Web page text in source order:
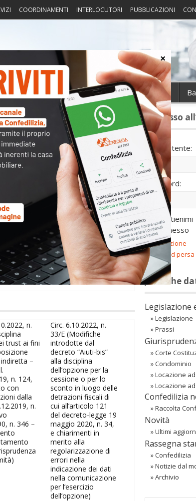
COORDINAMENTI INTERLOCUTORI PUBBLICAZIONI
Portierato Intorno alla casa Notizie
e IVA su
è riservato ai
dei socima per poterli consultare
pagina .
richiedili alla tua
Associazione
n.
trust ai fini
–
n. 124,
con
dalla
n.
n. 346 –
Circ. 6.10.2022, n.
33/E (Modifiche
introdotte dal
decreto “Aiuti-bis”
alla disciplina
dell’opzione per la
cessione o per lo
sconto in luogo delle
detrazioni fiscali di
cui all’articolo 121
del decreto-legge 19
maggio 2020, n. 34,
e chiarimenti in
merito alla
regolarizzazione di
errori nella
indicazione dei dati
nella comunicazione
per l’esercizio
dell’opzione)
〉 Accesso
Nome utente:
Password:
Mantienimi
connesso
Registrazione
Password persa
〉 Banche
Legislazione
»Legislazione
»Prassi
»Corte
»Condominio
»Locazione
»Locazione
Confedilizia
»Raccolta
Novità
»Ultimi
Rassegna
»Confedilizia
»Notizie dal
»Archivio